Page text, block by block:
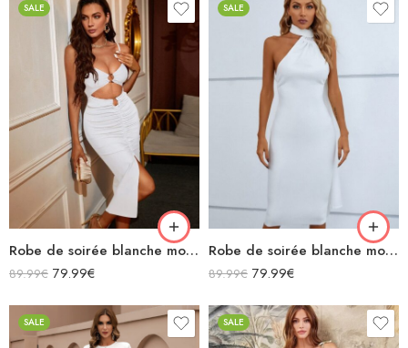
SALE
Robe de soirée blanche moulante midi à bretelles spaghettis décolleté v avec découpes
89.99€ 79.99€
SALE
Robe de soirée blanche moulante midi licou sans manches
89.99€ 79.99€
SALE SALE